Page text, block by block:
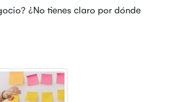
¿No tienes claro por dónde